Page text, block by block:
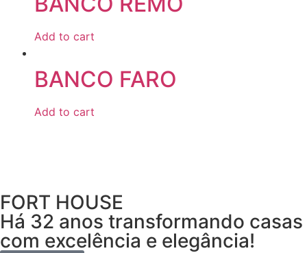
Add to cart
BANCO FARO
Add to cart
FORT HOUSE
Há 32 anos transformando casas
com excelência e elegância!